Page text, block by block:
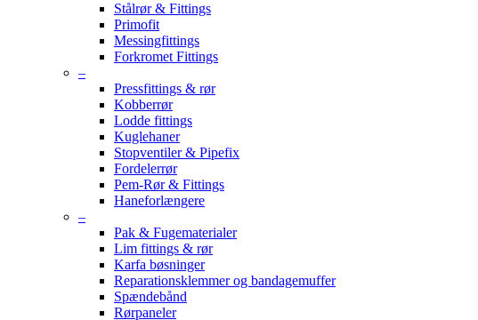
Stålrør & Fittings
Primofit
Messingfittings
Forkromet Fittings
–
Pressfittings & rør
Kobberrør
Lodde fittings
Kuglehaner
Stopventiler & Pipefix
Fordelerrør
Pem-Rør & Fittings
Haneforlængere
–
Pak & Fugematerialer
Lim fittings & rør
Karfa bøsninger
Reparationsklemmer og bandagemuffer
Spændebånd
Rørpaneler